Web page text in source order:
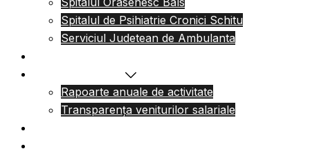
Spitalul de Psihiatrie Cronici Schitu
Serviciul Judetean de Ambulanta
Rapoarte anuale de activitate
Transparența veniturilor salariale